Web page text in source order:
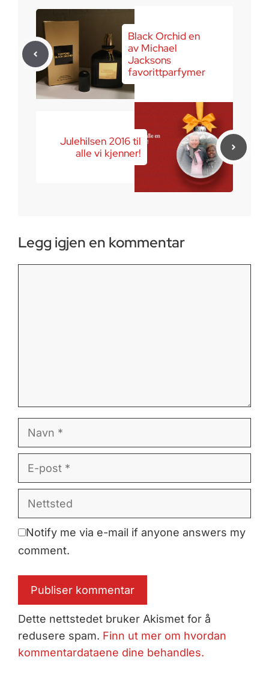
Black Orchid en
av Michael
Jacksons
favorittparfymer
Julehilsen 2016 til
alle vi kjenner!
Legg igjen en kommentar
post
Notify me via e-mail if anyone answers my
comment.
Dette nettstedet bruker Akismet for å
redusere spam. Finn ut mer om hvordan
kommentardataene dine behandles.